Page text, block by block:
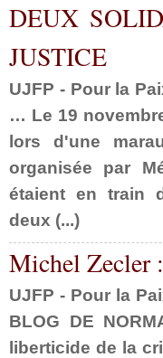
DEUX
JUSTICE
UJFP - Pour la
… Le 19
lors d'une
organisée par
étaient en train
deux (...)
Michel Zecler
UJFP - Pour la
BLOG DE
liberticide de la